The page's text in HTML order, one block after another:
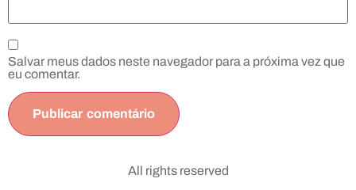
Salvar meus dados neste navegador para a próxima vez que
eu comentar.
All rights reserved